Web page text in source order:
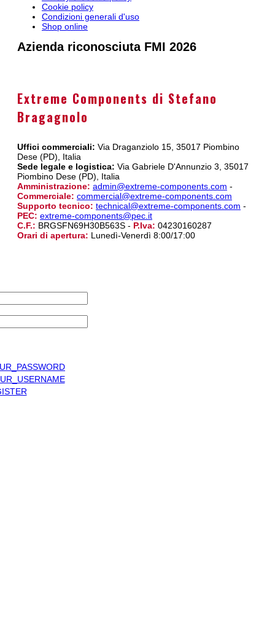
Cookie policy
Condizioni generali d'uso
Shop online
Azienda riconosciuta FMI 2026
Extreme Components di Stefano
Bragagnolo
Uffici commerciali: Via Draganziolo 15, 35017 Piombino
Dese (PD), Italia
Sede legale e logistica: Via Gabriele D'Annunzio 3, 35017
Piombino Dese (PD), Italia
Amministrazione: admin@extreme-components.com -
Commerciale: commercial@extreme-components.com
Supporto tecnico: technical@extreme-components.com -
PEC: extreme-components@pec.it
C.F.: BRGSFN69H30B563S - P.Iva: 04230160287
Orari di apertura: Lunedì-Venerdì 8:00/17:00